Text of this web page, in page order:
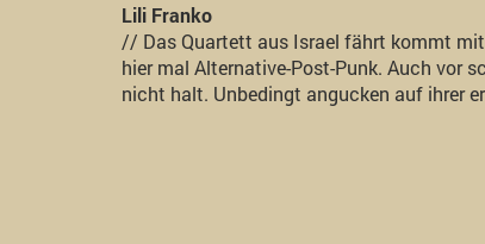
Lili Franko
// Das Quartett aus Israel fährt kommt mit
hier mal Alternative-Post-Punk. Auch vor
nicht halt. Unbedingt angucken auf ihrer